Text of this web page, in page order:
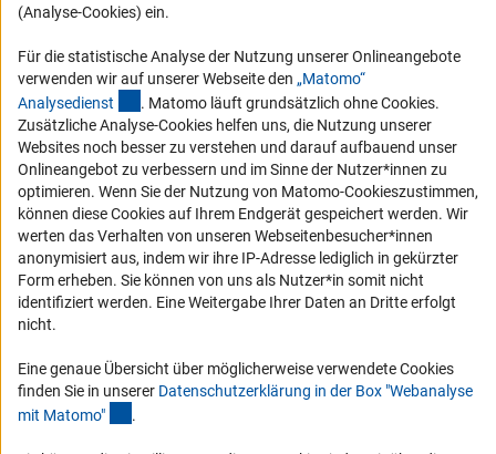
RSS-Feeds
Compliance
Vergabeverfahren
Barrierefreiheit
Service und Informationen für Menschen mit Behinderungen
Erklärung zur Barrierefreiheit
Barriere melden
DFG-aktuell
Erhalten Sie Neuigkeiten aus der DFG direkt in Ihr Mailpostfach oder
schauen Sie sich die Ausgaben online an.
Zum Newsletter
(Analyse-Cookies) ein.
Für die statistische Analyse der Nutzung unserer Onlineangebote
verwenden wir auf unserer Webseite den „Matomo“
Analysedienst (externer Link)
. Matomo läuft grundsätzlich ohne Cookies.
Zusätzliche Analyse-Cookies helfen uns, die Nutzung unserer
Websites noch besser zu verstehen und darauf aufbauend unser
Onlineangebot zu verbessern und im Sinne der Nutzer*innen zu
optimieren. Wenn Sie der Nutzung von Matomo-Cookieszustimmen,
können diese Cookies auf Ihrem Endgerät gespeichert werden. Wir
werten das Verhalten von unseren Webseitenbesucher*innen
anonymisiert aus, indem wir ihre IP-Adresse lediglich in gekürzter
Form erheben. Sie können von uns als Nutzer*in somit nicht
identifiziert werden. Eine Weitergabe Ihrer Daten an Dritte erfolgt
nicht.
Eine genaue Übersicht über möglicherweise verwendete Cookies
finden Sie in unserer Datenschutzerklärung in der Box "Webanalyse
mit Matomo" .